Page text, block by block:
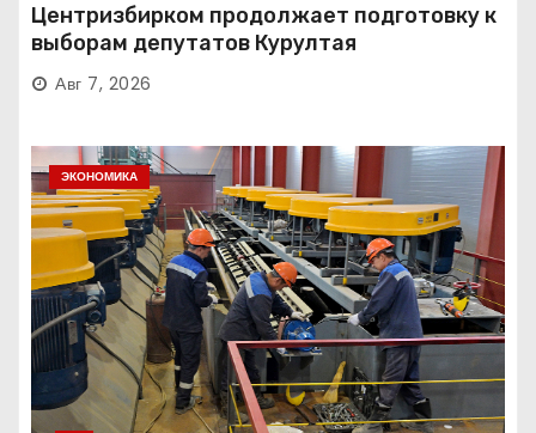
Центризбирком продолжает подготовку к
выборам депутатов Курултая
Авг 7, 2026
ЭКОНОМИКА